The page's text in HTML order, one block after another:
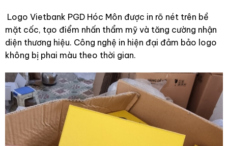
Logo Vietbank PGD Hóc Môn được in rõ nét trên bề
mặt cốc, tạo điểm nhấn thẩm mỹ và tăng cường nhận
diện thương hiệu. Công nghệ in hiện đại đảm bảo logo
không bị phai màu theo thời gian.